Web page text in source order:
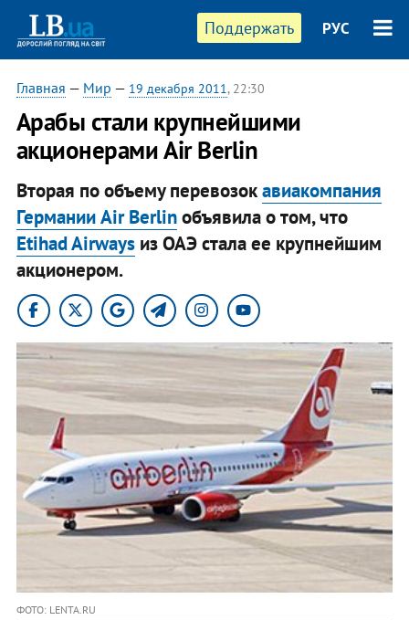
Поддержать РУС
Главная — Мир — 19 декабря 2011, 22:30
Арабы стали крупнейшими
акционерами Air Berlin
Вторая по объему перевозокавиакомпания
Германии Air Berlinобъявила о том, что
Etihad Airwaysиз ОАЭ стала ее крупнейшим
акционером.
ФОТО: LENTA.RU